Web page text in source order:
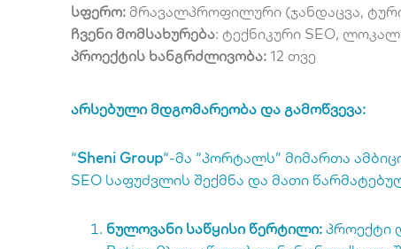
სფერო:მრავალპროფილური (ჯანდაცვა,
ჩვენი მომსახურება: ტექნიკური SEO,
პროექტის ხანგრძლივობა:12 თვე
არსებული მდგომარეობა და გამოწვევა:
“Sheni Group“-მა “პორტალს” მიმართა
SEO საფუძვლის შექმნა და მათი
ნულოვანი საწყისი წერტილი:პროექტი